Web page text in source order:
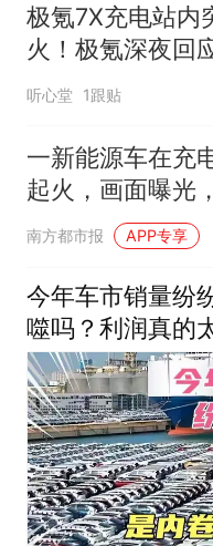
极氪7X充电站内
火！极氪深夜回
曾严重碰撞，未
听心堂 1跟贴
一新能源车在充
起火，画面曝光
应
南方都市报 APP专享
今年车市销量纷
噬吗？利润真的